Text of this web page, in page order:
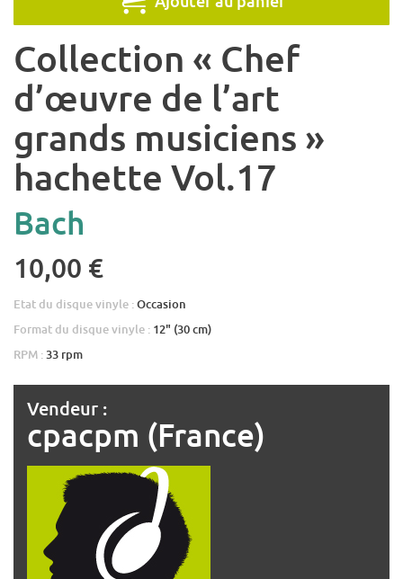
Collection « Chef
d’œuvre de l’art
grands musiciens »
hachette Vol.17
Bach
10,00 €
Etat du disque vinyle :Occasion
Format du disque vinyle : 12" (30 cm)
RPM : 33 rpm
Vendeur :
cpacpm (France)